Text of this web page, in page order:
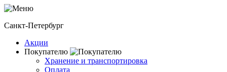
Санкт-Петербург
Акции
Покупателю
Хранение и транспортировка
Оплата